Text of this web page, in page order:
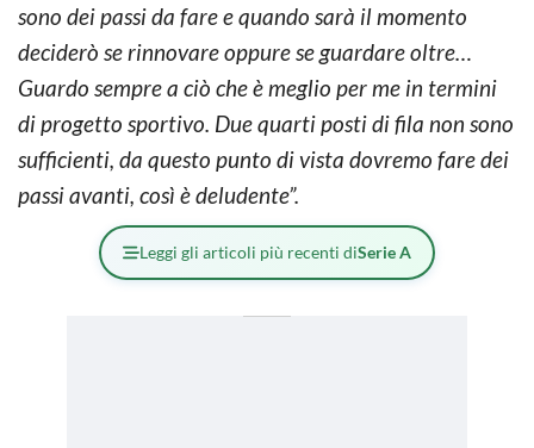
sono dei passi da fare e quando sarà il momento
deciderò se rinnovare oppure se guardare oltre…
Guardo sempre a ciò che è meglio per me in termini
di progetto sportivo. Due quarti posti di fila non sono
sufficienti, da questo punto di vista dovremo fare dei
passi avanti, così è deludente”.
Leggi gli articoli più recenti diSerie A